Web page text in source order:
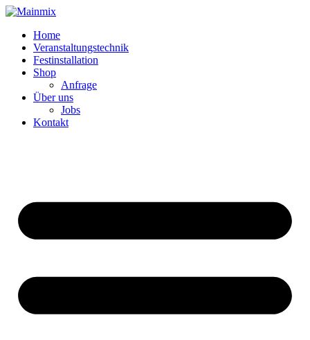
Zum
springenHome
Veranstaltungstechnik
Festinstallation
Shop
Anfrage
Über uns
Jobs
Kontakt